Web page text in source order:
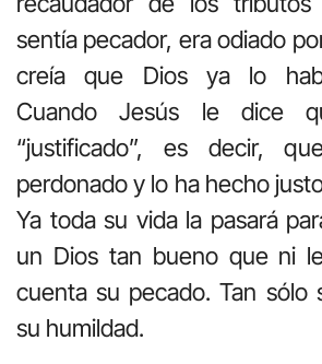
sentía pecador, era odiado
creía que Dios ya lo
Cuando Jesús le dice
“justificado”, es decir,
perdonado y lo ha hecho
Ya toda su vida la pasará
un Dios tan bueno que ni
cuenta su pecado. Tan sólo
su humildad.